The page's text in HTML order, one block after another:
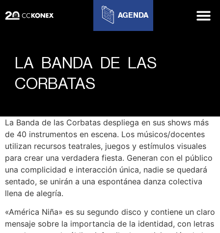
AGENDA
LA BANDA DE LAS
CORBATAS
La Banda de las Corbatas despliega en sus shows más
de 40 instrumentos en escena. Los músicos/docentes
utilizan recursos teatrales, juegos y estímulos visuales
para crear una verdadera fiesta. Generan con el público
una complicidad e interacción única, nadie se quedará
sentado, se unirán a una espontánea danza colectiva
llena de alegría.
«América Niña» es su segundo disco y contiene un claro
mensaje sobre la importancia de la identidad, con letras